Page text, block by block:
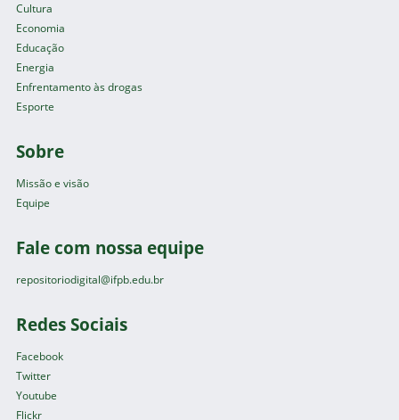
Cultura
Economia
Educação
Energia
Enfrentamento às drogas
Esporte
Sobre
Missão e visão
Equipe
Fale com nossa equipe
repositoriodigital@ifpb.edu.br
Redes Sociais
Facebook
Twitter
Youtube
Flickr